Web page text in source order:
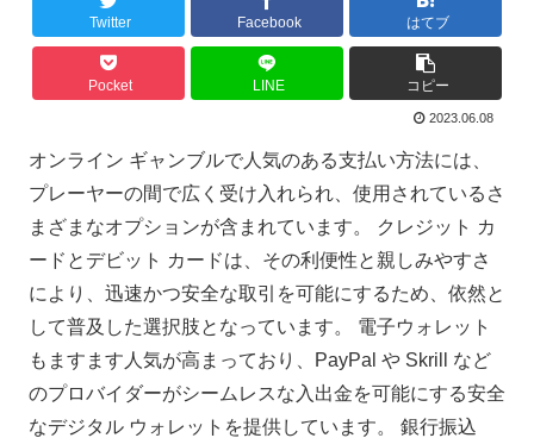
Twitter Facebook はてブ
Pocket LINE コピー
2023.06.08
オンライン ギャンブルで人気のある支払い方法には、
プレーヤーの間で広く受け入れられ、使用されているさ
まざまなオプションが含まれています。 クレジット カ
ードとデビット カードは、その利便性と親しみやすさ
により、迅速かつ安全な取引を可能にするため、依然と
して普及した選択肢となっています。 電子ウォレット
もますます人気が高まっており、PayPal や Skrill など
のプロバイダーがシームレスな入出金を可能にする安全
なデジタル ウォレットを提供しています。 銀行振込